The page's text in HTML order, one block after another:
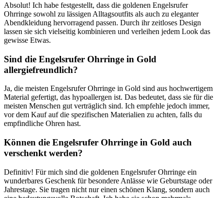
Absolut! Ich habe festgestellt, dass die goldenen Engelsrufer
Ohrringe sowohl zu lässigen Alltagsoutfits als ‌auch ‍zu eleganter
Abendkleidung hervorragend​ passen. Durch ‍ihr‌ zeitloses Design
lassen sie sich vielseitig kombinieren und verleihen jedem Look das
gewisse ⁣Etwas.
Sind die Engelsrufer⁣ Ohrringe​ in Gold
allergiefreundlich?
Ja, die meisten ⁣Engelsrufer Ohrringe in Gold‌ sind aus hochwertigem
Material gefertigt, das⁤ hypoallergen⁣ ist. Das bedeutet,⁤ dass sie für die
meisten Menschen⁣ gut verträglich sind. Ich empfehle ⁢jedoch‍ immer,
vor dem ⁤Kauf auf ​die spezifischen Materialien zu achten, falls du
empfindliche ⁢Ohren hast.
Können‍ die Engelsrufer Ohrringe in Gold auch
verschenkt werden?
Definitiv!​ Für ⁢mich sind die‍ goldenen ⁤Engelsrufer Ohrringe ein
wunderbares Geschenk für besondere Anlässe ​wie Geburtstage oder
Jahrestage.⁤ Sie⁤ tragen nicht nur einen schönen Klang, sondern auch